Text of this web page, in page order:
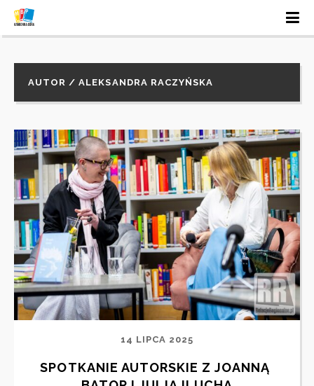
AUTOR / ALEKSANDRA RACZYŃSKA
14 LIPCA 2025
SPOTKANIE AUTORSKIE Z JOANNĄ